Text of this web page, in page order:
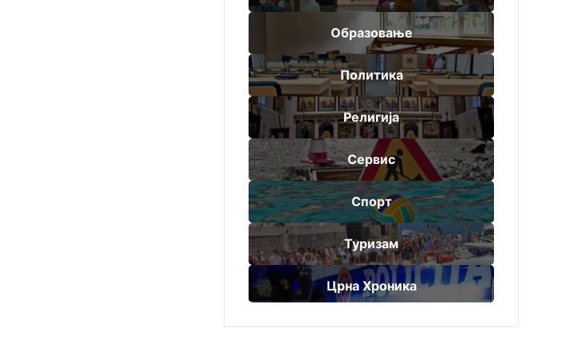
Образовање
Политика
Религија
Сервис
Спорт
Туризам
Црна Хроника